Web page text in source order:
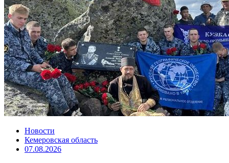
Новости
Кемеровская область
07.08.2026